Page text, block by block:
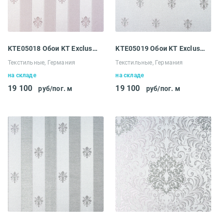
KTE05018 Обои KT Exclusive Ludowig
Текстильные, Германия
на складе
19 100 руб/пог. м
KTE05019 Обои KT Exclusive Ludowig
Текстильные, Германия
на складе
19 100 руб/пог. м